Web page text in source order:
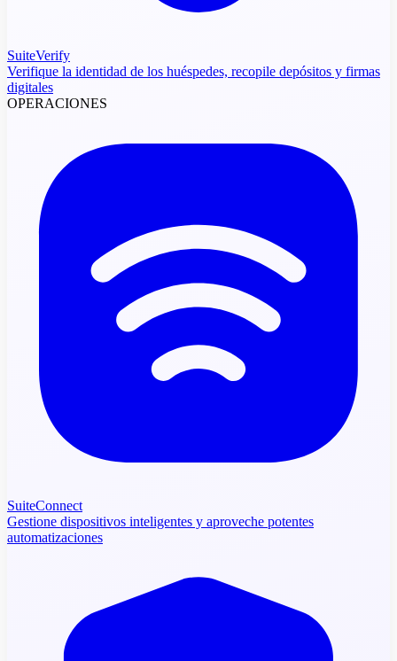
SuiteVerify
Verifique la identidad de los huéspedes, recopile depósitos y firmas
digitales
OPERACIONES
SuiteConnect
Gestione dispositivos inteligentes y aproveche potentes
automatizaciones